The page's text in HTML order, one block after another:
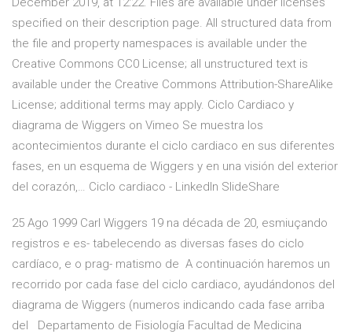
specified on their description page. All structured data from
the file and property namespaces is available under the
Creative Commons CC0 License; all unstructured text is
available under the Creative Commons Attribution-ShareAlike
License; additional terms may apply. Ciclo Cardiaco y
diagrama de Wiggers on Vimeo Se muestra los
acontecimientos durante el ciclo cardiaco en sus diferentes
fases, en un esquema de Wiggers y en una visión del exterior
del corazón,… Ciclo cardiaco - LinkedIn SlideShare
25 Ago 1999 Carl Wiggers 19 na década de 20, esmiuçando
registros e es- tabelecendo as diversas fases do ciclo
cardíaco, e o prag- matismo de A continuación haremos un
recorrido por cada fase del ciclo cardiaco, ayudándonos del
diagrama de Wiggers (numeros indicando cada fase arriba
del Departamento de Fisiología Facultad de Medicina